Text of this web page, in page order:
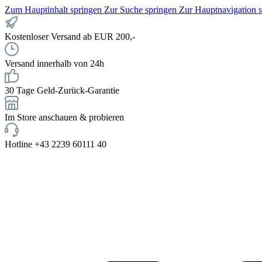
Zum Hauptinhalt springen Zur Suche springen Zur Hauptnavigation
Kostenloser Versand ab EUR 200,-
Versand innerhalb von 24h
30 Tage Geld-Zurück-Garantie
Im Store anschauen & probieren
Hotline +43 2239 60111 40